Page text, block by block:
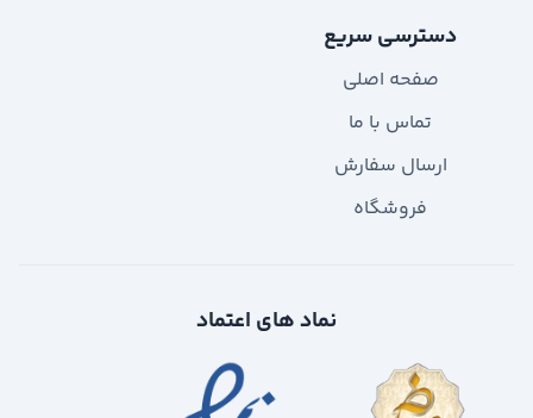
دسترسی سریع
صفحه اصلی
تماس با ما
ارسال سفارش
فروشگاه
نماد های اعتماد